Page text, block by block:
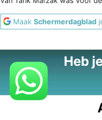
Maak Schermerdagblad
Heb